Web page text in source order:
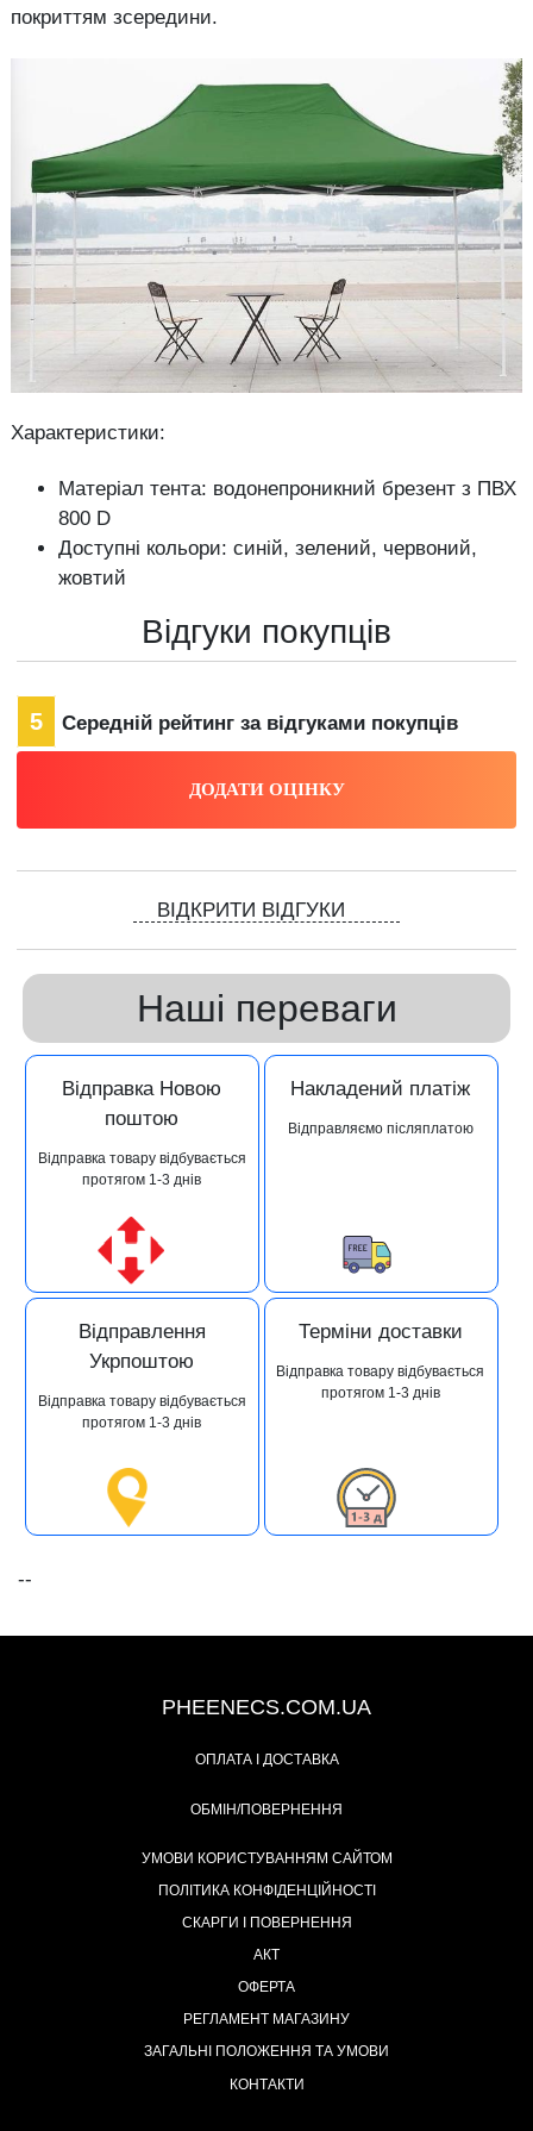
покриттям зсередини.
Характеристики:
Матеріал тента: водонепроникний брезент з ПВХ
800 D
Доступні кольори: синій, зелений, червоний,
жовтий
Відгуки покупців
5 Середній рейтинг за відгуками покупців
ВІДКРИТИ ВІДГУКИ
Наші переваги
Відправка Новою
поштою
Відправка товару відбувається
протягом 1-3 днів
Накладений платіж
Відправляємо післяплатою
Відправлення
Укрпоштою
Відправка товару відбувається
протягом 1-3 днів
Терміни доставки
Відправка товару відбувається
протягом 1-3 днів
--
PHEENECS.COM.UA
ОПЛАТА І ДОСТАВКА
ОБМІН/ПОВЕРНЕННЯ
УМОВИ КОРИСТУВАННЯМ САЙТОМ
ПОЛІТИКА КОНФІДЕНЦІЙНОСТІ
СКАРГИ І ПОВЕРНЕННЯ
АКТ
ОФЕРТА
РЕГЛАМЕНТ МАГАЗИНУ
ЗАГАЛЬНІ ПОЛОЖЕННЯ ТА УМОВИ
КОНТАКТИ